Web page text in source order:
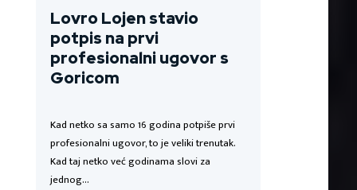
Lovro Lojen stavio
potpis na prvi
profesionalni ugovor s
Goricom
Kad netko sa samo 16 godina potpiše prvi
profesionalni ugovor, to je veliki trenutak.
Kad taj netko već godinama slovi za
jednog…